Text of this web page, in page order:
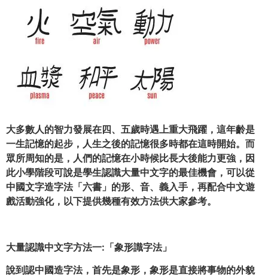
大多數人的智力發展在四、五歲時遇上重大飛躍，這年齡是
一生記憶的起步，人生之後的記憶很多時都在這時開始。而
眾所周知的是，人們的記憶在小時候比長大後能力更強，因
此小學階段可說是學生認識大量中文字的最佳機會，可以從
中國文字造字法「六書」的形、音、義入手，再配合中文遊
戲活動強化，以下提供幾種有效方法供大家參考。
大量認識中文字方法一:「象形識字法」
說到認中國造字法，首先是象形，象形是直接將事物的外貌